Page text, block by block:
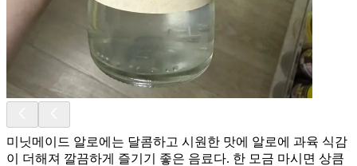
미닛메이드 알로에는 달콤하고 시원한 맛에 알로에 과육 식감
이 더해져 깔끔하게 즐기기 좋은 음료다. 한 모금 마시면 상큼